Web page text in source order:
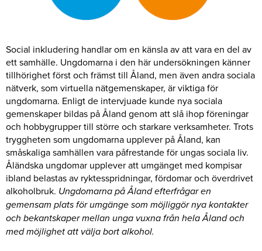
Social inkludering handlar om en känsla av att vara en del av
ett samhälle. Ungdomarna i den här undersökningen känner
tillhörighet först och främst till Åland, men även andra sociala
nätverk, som virtuella nätgemenskaper, är viktiga för
ungdomarna. Enligt de intervjuade kunde nya sociala
gemenskaper bildas på Åland genom att slå ihop föreningar
och hobbygrupper till större och starkare verksamheter. Trots
tryggheten som ungdomarna upplever på Åland, kan
småskaliga samhällen vara påfrestande för ungas sociala liv.
Åländska ungdomar upplever att umgänget med kompisar
ibland belastas av ryktesspridningar, fördomar och överdrivet
alkoholbruk. Ungdomarna på Åland efterfrågar en
gemensam plats för umgänge som möjliggör nya kontakter
och bekantskaper mellan unga vuxna från hela Åland och
med möjlighet att välja bort alkohol.